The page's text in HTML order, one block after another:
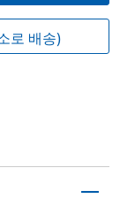
로 배송)